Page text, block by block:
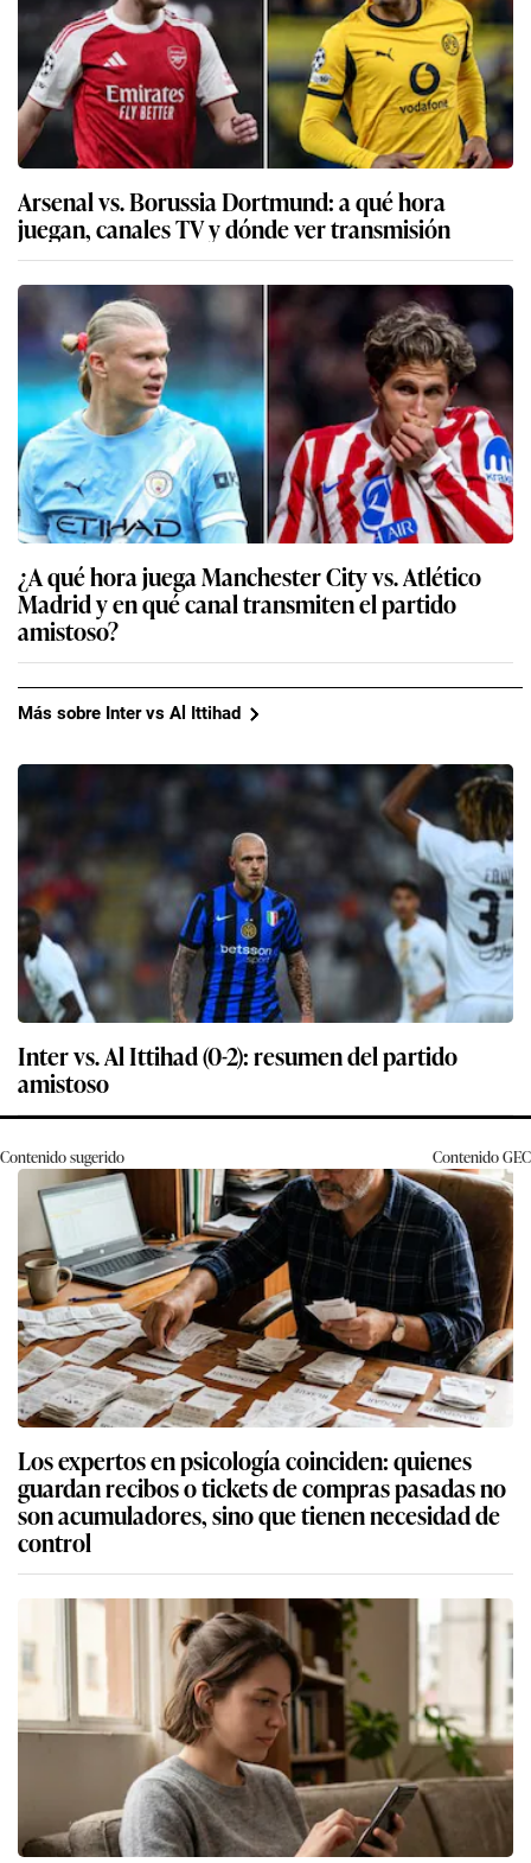
Arsenal vs. Borussia Dortmund: a qué hora
juegan, canales TV y dónde ver transmisión
¿A qué hora juega Manchester City vs. Atlético
Madrid y en qué canal transmiten el partido
amistoso?
Más sobre Inter vs Al Ittihad
Inter vs. Al Ittihad (0-2): resumen del partido
amistoso
Contenido sugerido ContenidoGEC
Los expertos en psicología coinciden: quienes
guardan recibos o tickets de compras pasadas no
son acumuladores, sino que tienen necesidad de
control